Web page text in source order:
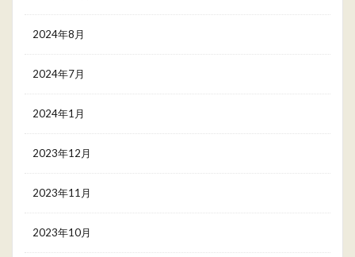
2024年8月
2024年7月
2024年1月
2023年12月
2023年11月
2023年10月